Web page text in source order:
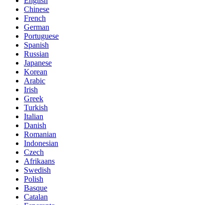
Chinese
French
German
Portuguese
Spanish
Russian
Japanese
Korean
Arabic
Irish
Greek
Turkish
Italian
Danish
Romanian
Indonesian
Czech
Afrikaans
Swedish
Polish
Basque
Catalan